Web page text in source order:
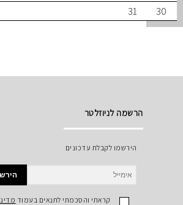
31
הרשמה לניוזלטר
הירשמו לקבלת עדכונים
קראתי והסכמתי לתנאים בעמודמדיניות פרטיות